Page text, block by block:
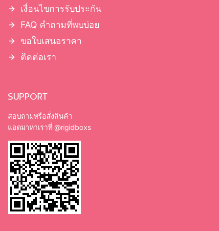
เงื่อนไขการรับประกัน
FAQ คำถามที่พบบ่อย
ขอใบเสนอราคา
ติดต่อเรา
SUPPORT
สอบถามหรือสั่งสินค้า
แอดมาหาเราที่ @rigidboxs